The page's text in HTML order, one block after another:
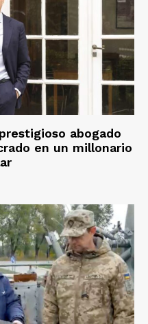
abogado
en un millonario